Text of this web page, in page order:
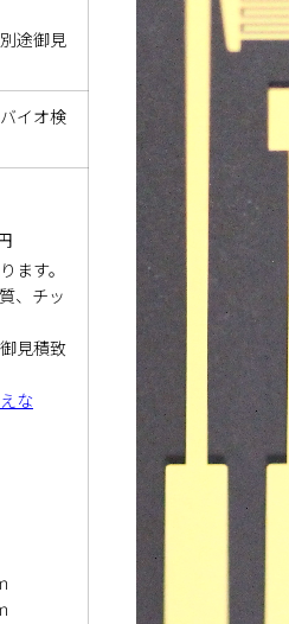
途御見
イオ検
ます。
、チッ
見積致
な
S